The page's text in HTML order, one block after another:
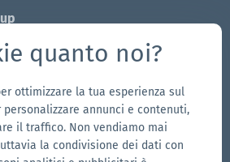
quanto noi?
ottimizzare la tua esperienza sul
annunci e contenuti,
il traffico. Non vendiamo mai
la condivisione dei dati con